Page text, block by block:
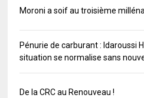
Moroni a soif au troisième
Pénurie de carburant : Idaroussi
situation se normalise sans
De la CRC au Renouveau !